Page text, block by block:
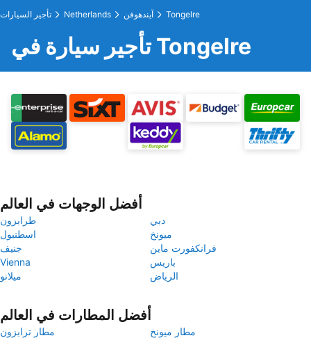
تأجير السيارات Netherlands آيندهوفن Tongelre
تأجير سيارة في Tongelre
أفضل الوجهات في العالم
طرابزون
دبي
اسطنبول
ميونخ
جنيف
فرانكفورت ماين
Vienna
باريس
ميلانو
الرياض
أفضل المطارات في العالم
مطار ترابزون
مطار ميونخ